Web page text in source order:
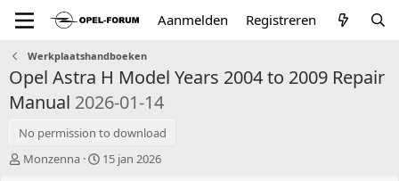
Aanmelden Registreren
Werkplaatshandboeken
Opel Astra H Model Years 2004 to 2009 Repair
Manual 2026-01-14
No permission to download
A
Monzenna
C15 jan 2026